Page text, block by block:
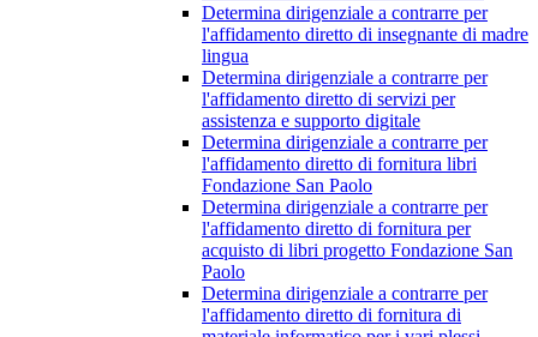
Determina dirigenziale a contrarre per
l'affidamento diretto di insegnante di madre
lingua
Determina dirigenziale a contrarre per
l'affidamento diretto di servizi per
assistenza e supporto digitale
Determina dirigenziale a contrarre per
l'affidamento diretto di fornitura libri
Fondazione San Paolo
Determina dirigenziale a contrarre per
l'affidamento diretto di fornitura per
acquisto di libri progetto Fondazione San
Paolo
Determina dirigenziale a contrarre per
l'affidamento diretto di fornitura di